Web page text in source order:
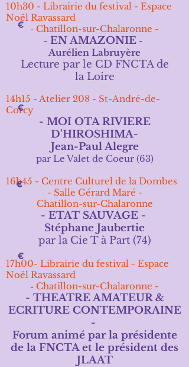
10h30 - Librairie du festival - Espace
Noël Ravassard
- Chatillon-sur-Chalaronne -
- EN AMAZONIE -
Aurélien Labruyère
Lecture par le CD FNCTA de
la Loire
14h15 - Atelier 208 - St-André-de-
Corcy
- MOI OTA RIVIERE
D'HIROSHIMA-
Jean-Paul Alegre
par Le Valet de Coeur (63)
16h45 - Centre Culturel de la Dombes
- Salle Gérard Maré -
Chatillon-sur-Chalaronne
- ETAT SAUVAGE -
Stéphane Jaubertie
par la Cie T à Part (74)
17h00- Librairie du festival - Espace
Noël Ravassard
- Chatillon-sur-Chalaronne -
- THEATRE AMATEUR &
ECRITURE CONTEMPORAINE
-
Forum animé par la présidente
de la FNCTA et le président des
JLAAT